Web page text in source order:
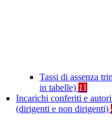
Tassi di assenza
in tabelle) 11
Incarichi conferiti e
(dirigenti e non dirigenti)